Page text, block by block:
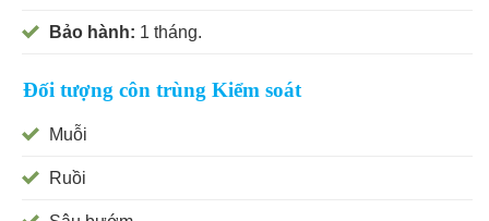
Bảo hành: 1 tháng.
Đối tượng côn trùng Kiểm soát
Muỗi
Ruồi